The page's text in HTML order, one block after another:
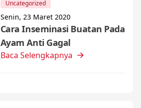
Uncategorized
Senin, 23 Maret 2020
Cara Inseminasi Buatan Pada
Ayam Anti Gagal
Baca Selengkapnya